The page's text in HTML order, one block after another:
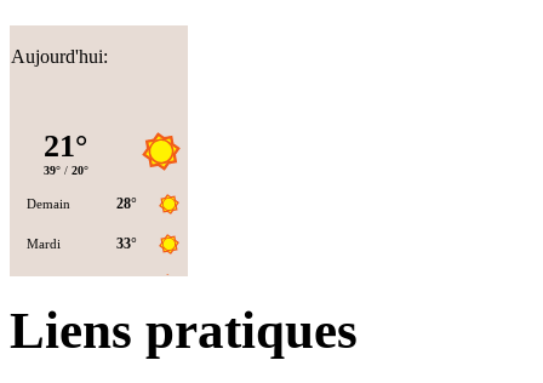
Aujourd'hui:
Liens pratiques